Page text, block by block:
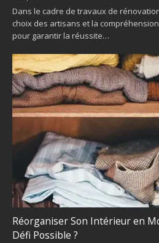
Dans le cadre de travaux de
choix des artisans et la
pour garantir la réussite…
Réorganiser Son Intérieur en
Défi Possible ?